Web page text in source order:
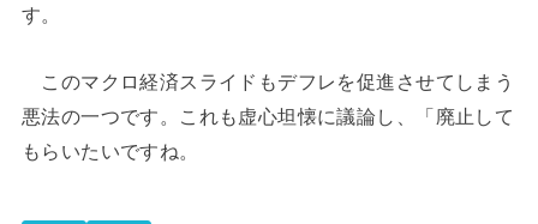
す。
このマクロ経済スライドもデフレを促進させてしまう
悪法の一つです。これも虚心坦懐に議論し、「廃止して
もらいたいですね。